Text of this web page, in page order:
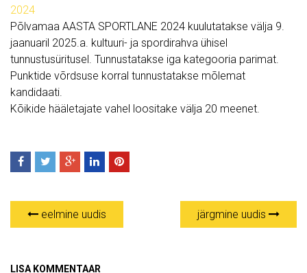
2024
Põlvamaa AASTA SPORTLANE 2024 kuulutatakse välja 9.
jaanuaril 2025.a. kultuuri- ja spordirahva ühisel
tunnustusüritusel. Tunnustatakse iga kategooria parimat.
Punktide võrdsuse korral tunnustatakse mõlemat
kandidaati.
Kõikide hääletajate vahel loositake välja 20 meenet.
eelmine uudis järgmine uudis
LISA KOMMENTAAR